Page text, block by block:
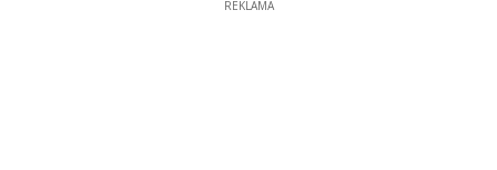
REKLAMA